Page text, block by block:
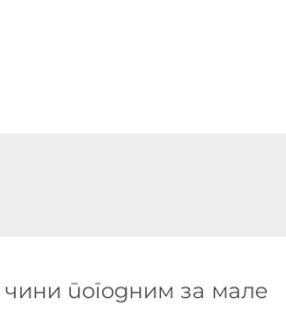
погодним за мале